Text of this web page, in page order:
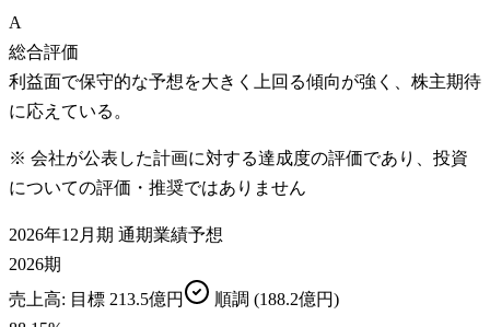
A
総合評価
利益面で保守的な予想を大きく上回る傾向が強く、株主期待
に応えている。
※ 会社が公表した計画に対する達成度の評価であり、投資
についての評価・推奨ではありません
2026年12月期 通期業績予想
2026期
売上高: 目標 213.5億円 順調 (188.2億円)